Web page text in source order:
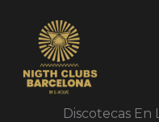
contenido
Discotecas En